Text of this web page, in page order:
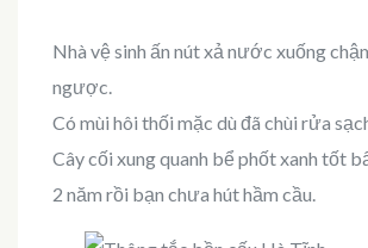
Nhà vệ sinh ấn nút xả nước xuống
ngược.
Có mùi hôi thối mặc dù đã chùi rửa
Cây cối xung quanh bể phốt xanh tốt
2 năm rồi bạn chưa hút hầm cầu.